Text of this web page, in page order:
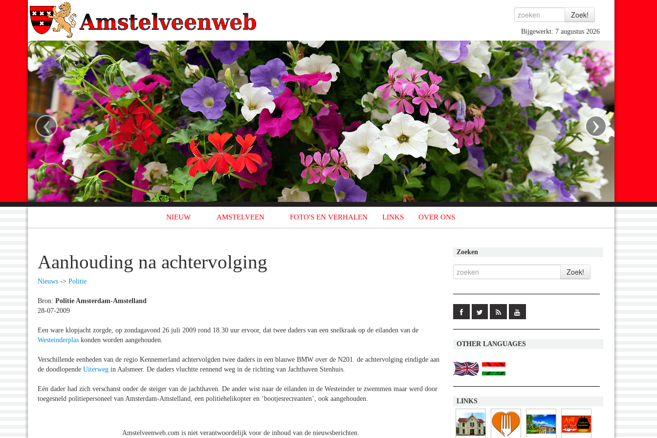
Bijgewerkt: 7 augustus 2026
‹ ›
NIEUW AMSTELVEEN FOTO'S EN VERHALEN LINKS OVER ONS
Aanhouding na achtervolging
Nieuws -> Politie
Bron: Politie Amsterdam-Amstelland
28-07-2009
Een ware klopjacht zorgde, op zondagavond 26 juli 2009 rond 18.30 uur ervoor, dat twee daders van een snelkraak op de eilanden van de
Westeinderplas konden worden aangehouden.
Verschillende eenheden van de regio Kennemerland achtervolgden twee daders in een blauwe BMW over de N201. de achtervolging eindigde aan
de doodlopende Uiterweg in Aalsmeer. De daders vluchtte rennend weg in de richting van Jachthaven Stenhuis.
Eén dader had zich verschanst onder de steiger van de jachthaven. De ander wist naar de eilanden in de Westeinder te zwemmen maar werd door
toegesneld politiepersoneel van Amsterdam-Amstelland, een politiehelikopter en ‘bootjesrecreanten’, ook aangehouden.
Amstelveenweb.com is niet verantwoordelijk voor de inhoud van de nieuwsberichten.
Zoeken
OTHER LANGUAGES
LINKS